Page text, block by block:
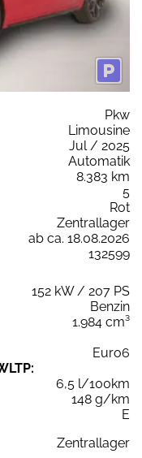
Pkw
Limousine
Jul / 2025
Automatik
8.383 km
5
Rot
Zentrallager
ab ca. 18.08.2026
132599
152 kW / 207 PS
Benzin
1.984 cm³
Euro6
6,5 l/100km
148 g/km
E
Zentrallager